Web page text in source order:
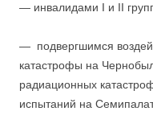
— инвалидами I и II
— подвергшимся
катастрофы на
радиационных
испытаний на